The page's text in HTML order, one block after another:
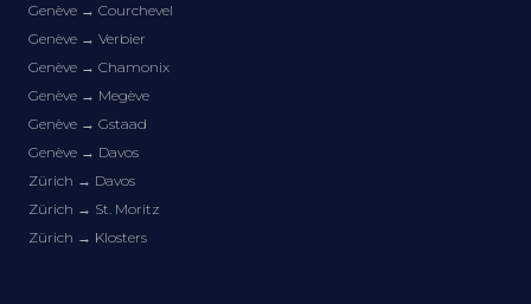
Genève → Courchevel
Genève → Verbier
Genève → Chamonix
Genève → Megève
Genève → Gstaad
Genève → Davos
Zürich → Davos
Zürich → St. Moritz
Zürich → Klosters